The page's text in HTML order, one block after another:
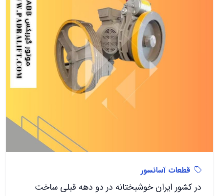
قطعات آسانسور
در کشور ایران خوشبختانه در دو دهه قبلی ساخت